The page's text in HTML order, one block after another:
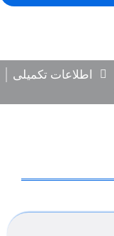
اطلاعات تکمیلی